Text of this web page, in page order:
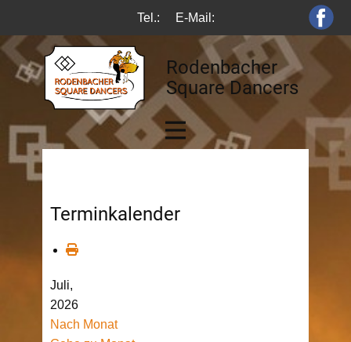
Tel.: E-Mail:
Rodenbacher
Square Dancers
Terminkalender
Juli,
2026
Nach Monat